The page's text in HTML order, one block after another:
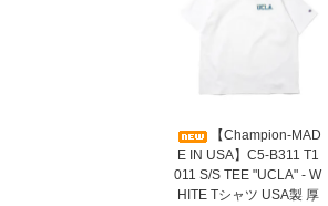
【Champion-MAD
E IN USA】C5-B311 T1
011 S/S TEE "UCLA" - W
HITE Tシャツ USA製 厚